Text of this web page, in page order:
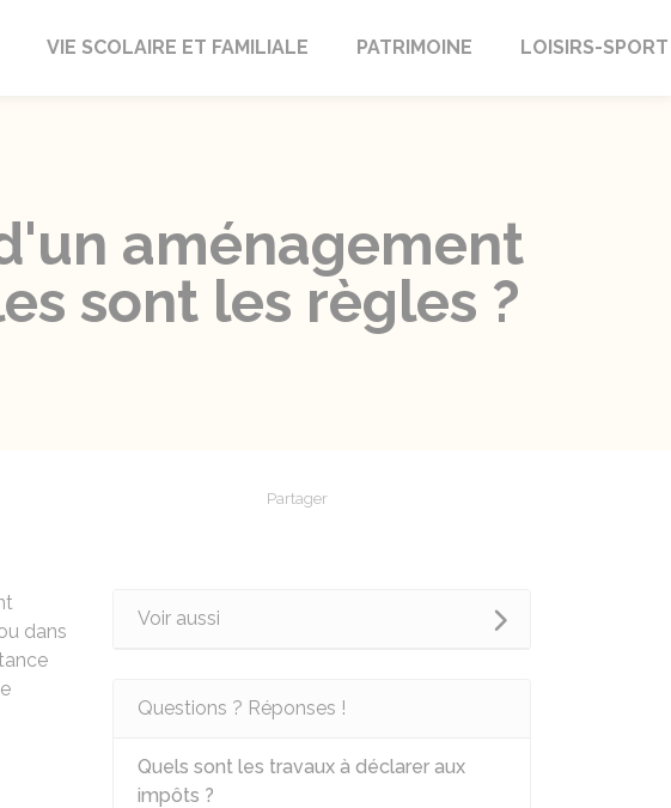
VIE SCOLAIRE ET FAMILIALE PATRIMOINE LOISIRS-SPORT
aménagement
sont les règles ?
Partager
dans
Voir aussi
Questions ? Réponses !
Quels sont les travaux à déclarer aux
impôts ?